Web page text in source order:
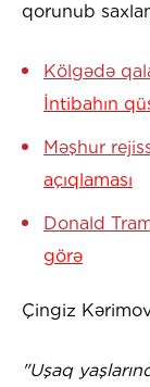
qorunub
Kölgədə
İntibahın
Məşhur
açıqlaması
Donald
görə
Çingiz
"Uşaq